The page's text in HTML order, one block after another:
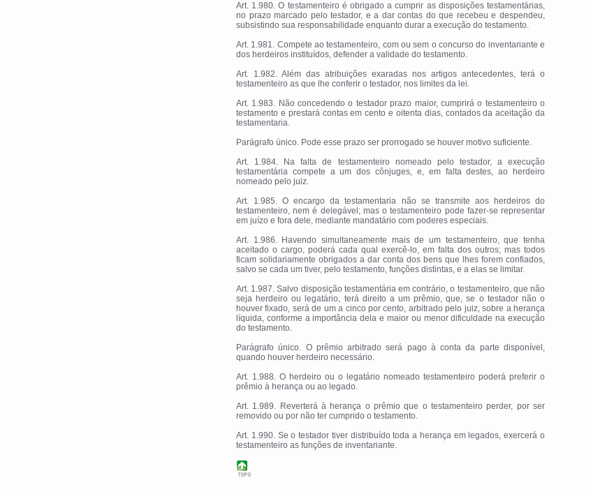
Art. 1.980. O testamenteiro é obrigado a cumprir as disposições testamentárias,
no prazo marcado pelo testador, e a dar contas do que recebeu e despendeu,
subsistindo sua responsabilidade enquanto durar a execução do testamento.
Art. 1.981. Compete ao testamenteiro, com ou sem o concurso do inventariante e
dos herdeiros instituídos, defender a validade do testamento.
Art. 1.982. Além das atribuições exaradas nos artigos antecedentes, terá o
testamenteiro as que lhe conferir o testador, nos limites da lei.
Art. 1.983. Não concedendo o testador prazo maior, cumprirá o testamenteiro o
testamento e prestará contas em cento e oitenta dias, contados da aceitação da
testamentaria.
Parágrafo único. Pode esse prazo ser prorrogado se houver motivo suficiente.
Art. 1.984. Na falta de testamenteiro nomeado pelo testador, a execução
testamentária compete a um dos cônjuges, e, em falta destes, ao herdeiro
nomeado pelo juiz.
Art. 1.985. O encargo da testamentaria não se transmite aos herdeiros do
testamenteiro, nem é delegável; mas o testamenteiro pode fazer-se representar
em juízo e fora dele, mediante mandatário com poderes especiais.
Art. 1.986. Havendo simultaneamente mais de um testamenteiro, que tenha
aceitado o cargo, poderá cada qual exercê-lo, em falta dos outros; mas todos
ficam solidariamente obrigados a dar conta dos bens que lhes forem confiados,
salvo se cada um tiver, pelo testamento, funções distintas, e a elas se limitar.
Art. 1.987. Salvo disposição testamentária em contrário, o testamenteiro, que não
seja herdeiro ou legatário, terá direito a um prêmio, que, se o testador não o
houver fixado, será de um a cinco por cento, arbitrado pelo juiz, sobre a herança
líquida, conforme a importância dela e maior ou menor dificuldade na execução
do testamento.
Parágrafo único. O prêmio arbitrado será pago à conta da parte disponível,
quando houver herdeiro necessário.
Art. 1.988. O herdeiro ou o legatário nomeado testamenteiro poderá preferir o
prêmio à herança ou ao legado.
Art. 1.989. Reverterá à herança o prêmio que o testamenteiro perder, por ser
removido ou por não ter cumprido o testamento.
Art. 1.990. Se o testador tiver distribuído toda a herança em legados, exercerá o
testamenteiro as funções de inventariante.